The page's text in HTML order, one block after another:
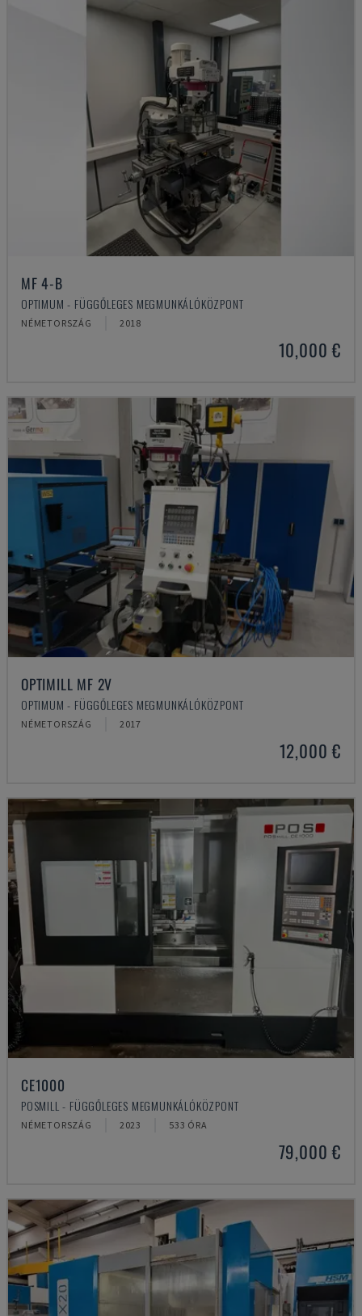
MF 4-B
OPTIMUM - FÜGGŐLEGES MEGMUNKÁLÓKÖZPONT
NÉMETORSZÁG 2018
10,000 €
OPTIMILL MF 2V
OPTIMUM - FÜGGŐLEGES MEGMUNKÁLÓKÖZPONT
NÉMETORSZÁG 2017
12,000 €
CE1000
POSMILL - FÜGGŐLEGES MEGMUNKÁLÓKÖZPONT
NÉMETORSZÁG 2023 533 ÓRA
79,000 €